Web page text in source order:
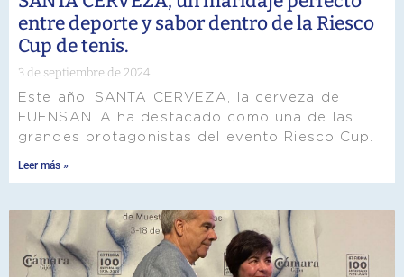
entre deporte y sabor dentro de la Riesco
Cup de tenis.
3 de septiembre de 2024
Este año, SANTA CERVEZA, la cerveza de
FUENSANTA ha destacado como una de las
grandes protagonistas del evento Riesco Cup.
Leer más »